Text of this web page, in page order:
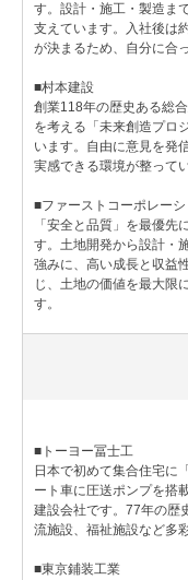
す。設計・施工・製造ま
支えています。入社後は
が決まるため、自分に合
■村本建設
創業118年の歴史ある総
を考える「未来創造プロ
います。自由に意見を発
実感できる環境が整って
■ファーストコーポレーシ
「安全と品質」を最優
す。土地開発から設計・
強みに、高い成長と収益
じ、土地の価値を最大限
す。
■トーヨー冨士工
日本で初めて集合住宅に
ート車に圧送ポンプを搭
建設会社です。77年の歴
流施設、福祉施設など多
■東京鋪装工業